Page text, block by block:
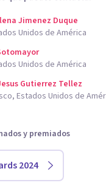
Jimenez Duque
Unidos de América
Unidos de América
Gutierrez Tellez
Estados Unidos de
y premiados
2024